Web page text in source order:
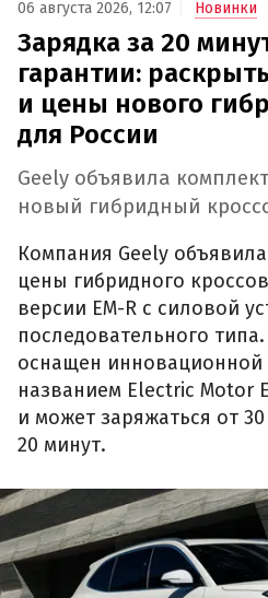
06 августа 2026, 12:07 Новинки
Зарядка за 20
гарантии:
и цены нового
для России
Geely объявила
новый гибридный
Компания Geely
цены гибридного
версии EM-R с силовой
последовательного
оснащен инновационной
названием Electric Motor
и может заряжаться от
20 минут.